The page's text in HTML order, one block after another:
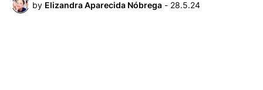
by Elizandra Aparecida Nóbrega - 28.5.24